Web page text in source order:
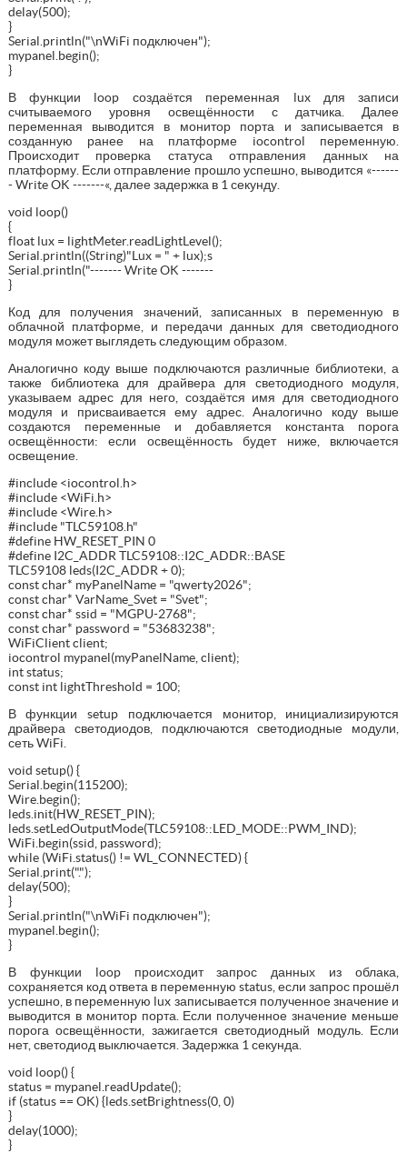
delay(500);
}
Serial.println("\nWiFi подключен");
mypanel.begin();
}
В функции loop создаётся переменная lux для записи
считываемого уровня освещённости с датчика. Далее
переменная выводится в монитор порта и записывается в
созданную ранее на платформе iocontrol переменную.
Происходит проверка статуса отправления данных на
платформу. Если отправление прошло успешно, выводится «------
- Write OK -------«, далее задержка в 1 секунду.
void loop()
{
float lux = lightMeter.readLightLevel();
Serial.println((String)"Lux = " + lux);s
Serial.println("------- Write OK -------
}
Код для получения значений, записанных в переменную в
облачной платформе, и передачи данных для светодиодного
модуля может выглядеть следующим образом.
Аналогично коду выше подключаются различные библиотеки, а
также библиотека для драйвера для светодиодного модуля,
указываем адрес для него, создаётся имя для светодиодного
модуля и присваивается ему адрес. Аналогично коду выше
создаются переменные и добавляется константа порога
освещённости: если освещённость будет ниже, включается
освещение.
#include <iocontrol.h>
#include <WiFi.h>
#include <Wire.h>
#include "TLC59108.h"
#define HW_RESET_PIN 0
#define I2C_ADDR TLC59108::I2C_ADDR::BASE
TLC59108 leds(I2C_ADDR + 0);
const char* myPanelName = "qwerty2026";
const char* VarName_Svet = "Svet";
const char* ssid = "MGPU-2768";
const char* password = "53683238";
WiFiClient client;
iocontrol mypanel(myPanelName, client);
int status;
const int lightThreshold = 100;
В функции setup подключается монитор, инициализируются
драйвера светодиодов, подключаются светодиодные модули,
сеть WiFi.
void setup() {
Serial.begin(115200);
Wire.begin();
leds.init(HW_RESET_PIN);
leds.setLedOutputMode(TLC59108::LED_MODE::PWM_IND);
WiFi.begin(ssid, password);
while (WiFi.status() != WL_CONNECTED) {
Serial.print(".");
delay(500);
}
Serial.println("\nWiFi подключен");
mypanel.begin();
}
В функции loop происходит запрос данных из облака,
сохраняется код ответа в переменную status, если запрос прошёл
успешно, в переменную lux записывается полученное значение и
выводится в монитор порта. Если полученное значение меньше
порога освещённости, зажигается светодиодный модуль. Если
нет, светодиод выключается. Задержка 1 секунда.
void loop() {
status = mypanel.readUpdate();
if (status == OK) {leds.setBrightness(0, 0)
}
delay(1000);
}